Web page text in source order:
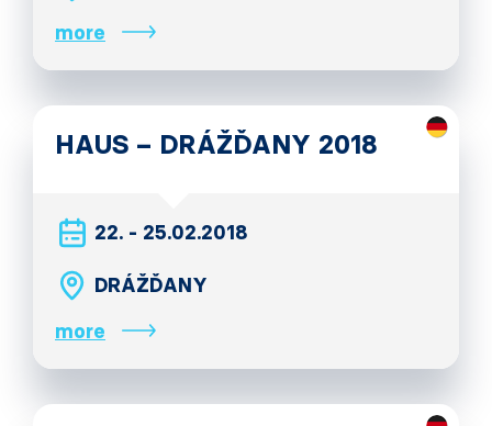
more
HAUS – DRÁŽĎANY 2018
22. - 25.02.2018
DRÁŽĎANY
more